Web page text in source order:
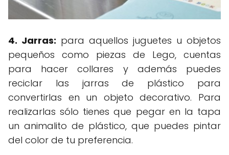
4. Jarras: para aquellos juguetes u objetos
pequeños como piezas de Lego, cuentas
para hacer collares y además puedes
reciclar las jarras de plástico para
convertirlas en un objeto decorativo. Para
realizarlas sólo tienes que pegar en la tapa
un animalito de plástico, que puedes pintar
del color de tu preferencia.